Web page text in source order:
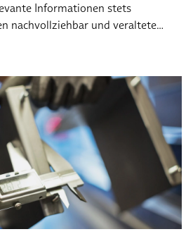
Informationen stets
nachvollziehbar und veraltete…